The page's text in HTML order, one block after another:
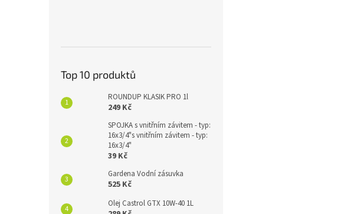
Top 10 produktů
ROUNDUP KLASIK PRO 1l
249 Kč
SPOJKA s vnitřním závitem - typ:
16x3/4"s vnitřním závitem - typ:
16x3/4"
39 Kč
Gardena Vodní zásuvka
525 Kč
Olej Castrol GTX 10W-40 1L